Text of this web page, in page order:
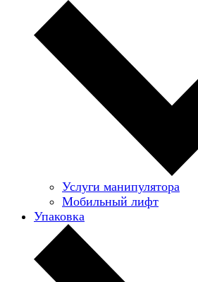
Услуги манипулятора
Мобильный лифт
Упаковка